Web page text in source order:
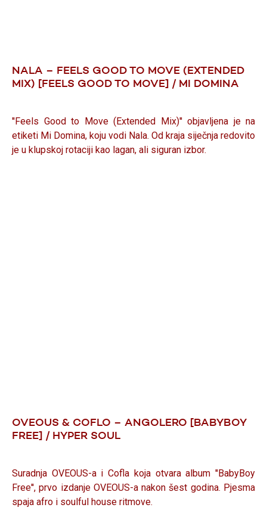
NALA – FEELS GOOD TO MOVE (EXTENDED
MIX) [FEELS GOOD TO MOVE] / MI DOMINA
''Feels Good to Move (Extended Mix)'' objavljena je na
etiketi Mi Domina, koju vodi Nala. Od kraja siječnja redovito
je u klupskoj rotaciji kao lagan, ali siguran izbor.
OVEOUS & COFLO – ANGOLERO [BABYBOY
FREE] / HYPER SOUL
Suradnja OVEOUS-a i Cofla koja otvara album ''BabyBoy
Free'', prvo izdanje OVEOUS-a nakon šest godina. Pjesma
spaja afro i soulful house ritmove.